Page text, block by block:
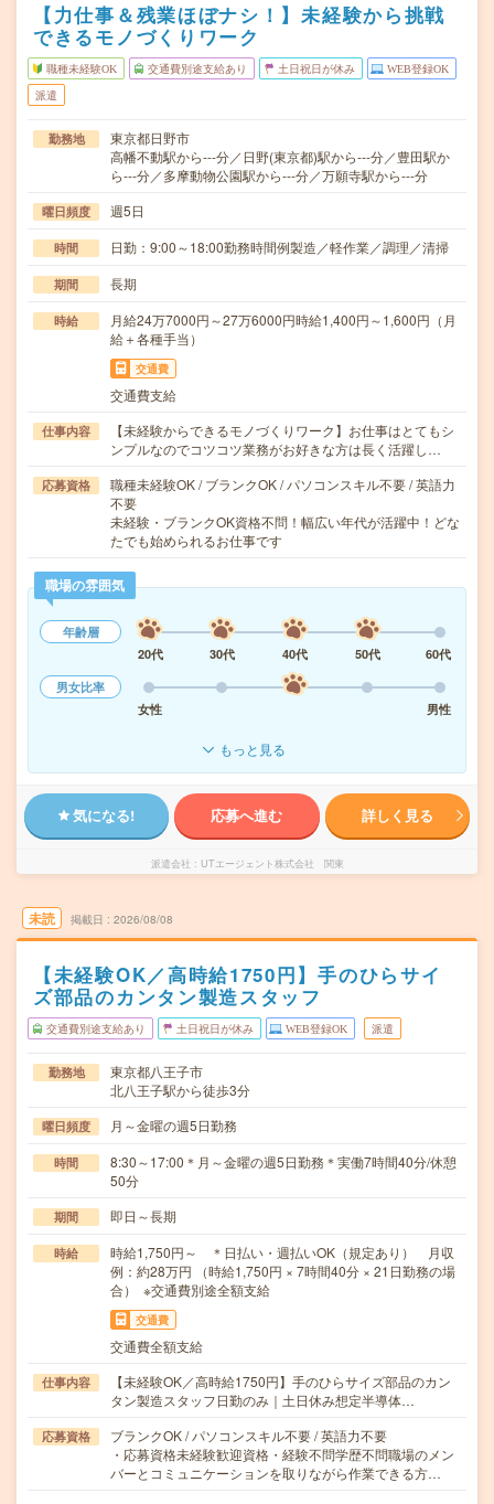
【力仕事＆残業ほぼナシ！】未経験から挑戦
できるモノづくりワーク
職種未経験OK 交通費別途支給あり 土日祝日が休み WEB登録OK
派遣
勤務地
東京都日野市
高幡不動駅から---分／日野(東京都)駅から---分／豊田駅か
ら---分／多摩動物公園駅から---分／万願寺駅から---分
曜日頻度 週5日
時間 日勤：9:00～18:00勤務時間例製造／軽作業／調理／清掃
期間 長期
時給
月給24万7000円～27万6000円時給1,400円～1,600円（月
給＋各種手当）
交通費
交通費支給
仕事内容
【未経験からできるモノづくりワーク】お仕事はとてもシ
ンプルなのでコツコツ業務がお好きな方は長く活躍し…
応募資格
職種未経験OK / ブランクOK / パソコンスキル不要 / 英語力
不要
未経験・ブランクOK資格不問！幅広い年代が活躍中！どな
たでも始められるお仕事です
職場の雰囲気
年齢層
20代
30代 40代 50代
60代
男女比率
女性
男性
もっと見る
気になる! 応募へ進む 詳しく見る
派遣会社 UTエージェント株式会社 関東
未読 掲載日 2026/08/08
【未経験OK／高時給1750円】手のひらサイ
ズ部品のカンタン製造スタッフ
交通費別途支給あり 土日祝日が休み WEB登録OK 派遣
勤務地
東京都八王子市
北八王子駅から徒歩3分
曜日頻度 月～金曜の週5日勤務
時間
8:30～17:00＊月～金曜の週5日勤務＊実働7時間40分/休憩
50分
期間 即日～長期
時給
時給1,750円～ ＊日払い・週払いOK（規定あり） 月収
例：約28万円 （時給1,750円 × 7時間40分 × 21日勤務の場
合） ※交通費別途全額支給
交通費
交通費全額支給
仕事内容
【未経験OK／高時給1750円】手のひらサイズ部品のカン
タン製造スタッフ日勤のみ｜土日休み想定半導体…
応募資格
ブランクOK / パソコンスキル不要 / 英語力不要
・応募資格未経験歓迎資格・経験不問学歴不問職場のメン
バーとコミュニケーションを取りながら作業できる方…